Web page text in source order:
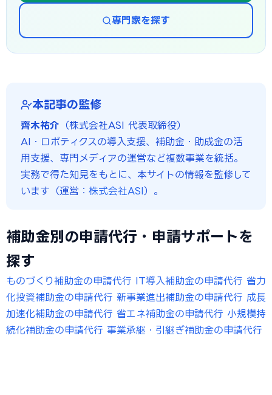
専門家を探す
本記事の監修
齊木祐介 （株式会社ASI 代表取締役）
AI・ロボティクスの導入支援、補助金・助成金の活
用支援、専門メディアの運営など複数事業を統括。
実務で得た知見をもとに、本サイトの情報を監修して
います（運営： 株式会社ASI）。
補助金別の申請代行・申請サポートを
探す
ものづくり補助金の申請代行 IT導入補助金の申請代行 省力
化投資補助金の申請代行 新事業進出補助金の申請代行 成長
加速化補助金の申請代行 省エネ補助金の申請代行 小規模持
続化補助金の申請代行 事業承継・引継ぎ補助金の申請代行